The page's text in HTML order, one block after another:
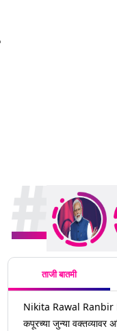
ताजी बातमी
Nikita Rawal Ranbir
कपूरच्या जुन्या वक्तव्यावर